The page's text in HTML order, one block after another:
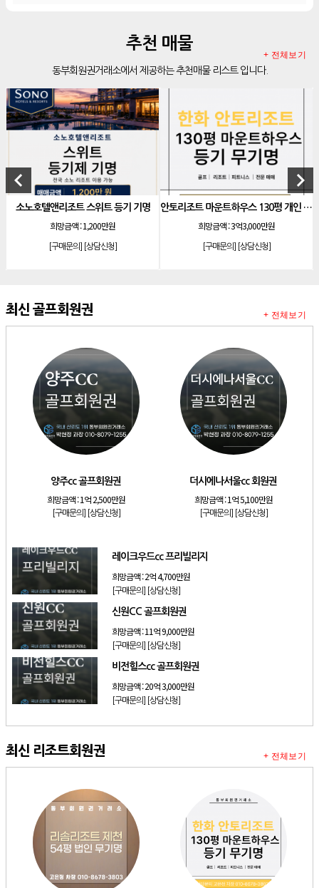
소노 이그젝큐티브 회원제 무기명
소노호텔앤리조트 로얄 회원제 기명
[리조트]소노호텔앤리조트 로얄 회원제 기명
[리조트]소노호텔앤리조트 로얄 등기 기명
소노호텔앤리조트 골드 회원제 무기명
[리조트] 소노호텔앤리조트 골드 등기 기명
[리조트]소노호텔앤리조트 스위트 등기 무기명
[리조트]소노호텔앤리조트 스위트 등기 기명
[리조트] 소노호텔앤리조트 패밀리 등기 무기명
[리조트]켄싱턴리조트 31평 등기 통합 회원권
빌라쥬드 아난티 기명 회원권
[리조트] 안토리조트 가든하우스 77평 등기 기명
[리조트] 소노호텔앤리조트 로얄 회원제 기명
[리조트] 소노호텔앤리조트 스위트 등기 기명
금호리조트 28평 등기 기명
더시에나서울cc 회원권
레이크우드cc 프리빌리지
추천 매물
동부회원권거래소에서 제공하는 추천매물 리스트 입니다.
+ 전체보기
keyboard_arrow_left
위트 등기 기명 안토리조트 마운트하우스 130평 개인 기명
희망금액 :
[구매문의]
신원CC 골프
희망금액 :
[구매문의]
keyboard_arrow_right
최신 골프회원권
양주cc 골프회원권
희망금액 :1억 2,500만원
[구매문의] [상담신청]
더시에나서울cc 회원권
희망금액 :1억 5,100만원
[구매문의] [상담신청]
레이크우드cc 프리빌리지
희망금액 :2억 4,700만원
[구매문의] [상담신청]
신원CC 골프회원권
희망금액 :11억 9,000만원
[구매문의] [상담신청]
비전힐스cc 골프회원권
희망금액 :20억 3,000만원
[구매문의] [상담신청]
+ 전체보기
최신 리조트회원권 + 전체보기